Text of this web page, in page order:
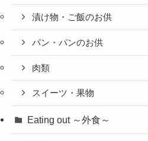
漬け物・ご飯のお供
パン・パンのお供
肉類
スイーツ・果物
Eating out ～外食～